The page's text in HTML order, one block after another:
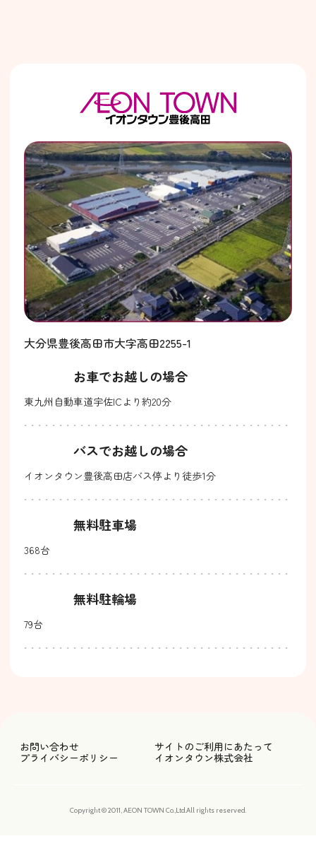
大分県豊後高田市大字高田2255-1
お車でお越しの場合
東九州自動車道宇佐ICより約20分
バスでお越しの場合
イオンタウン豊後高田店バス停より徒歩1分
無料駐車場
368台
無料駐輪場
79台
お問い合わせ
サイトのご利用にあたって
プライバシーポリシー
イオンタウン株式会社
Copyright © 2011, AEON TOWN Co.,Ltd.All rights reserved.